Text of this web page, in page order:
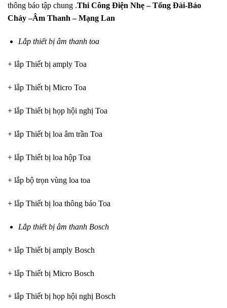
thông báo tập chung .Thi Công Điện Nhẹ – Tổng Đài-Báo
Cháy –Âm Thanh – Mạng Lan
Lắp thiết bị âm thanh toa
+ lắp Thiết bị amply Toa
+ lắp Thiết bị Micro Toa
+ lắp Thiết bị họp hội nghị Toa
+ lắp Thiết bị loa âm trần Toa
+ lắp Thiết bị loa hộp Toa
+ lắp bộ trọn vùng loa toa
+ lắp Thiết bị loa thông báo Toa
Lắp thiết bị âm thanh Bosch
+ lắp Thiết bị amply Bosch
+ lắp Thiết bị Micro Bosch
+ lắp Thiết bị họp hội nghị Bosch